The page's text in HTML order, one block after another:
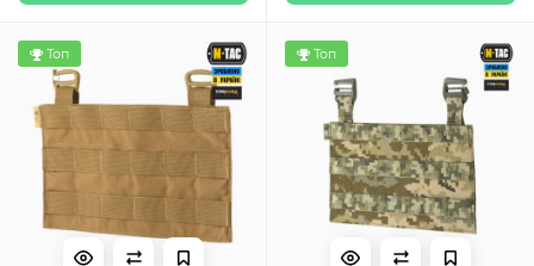
Топ Топ